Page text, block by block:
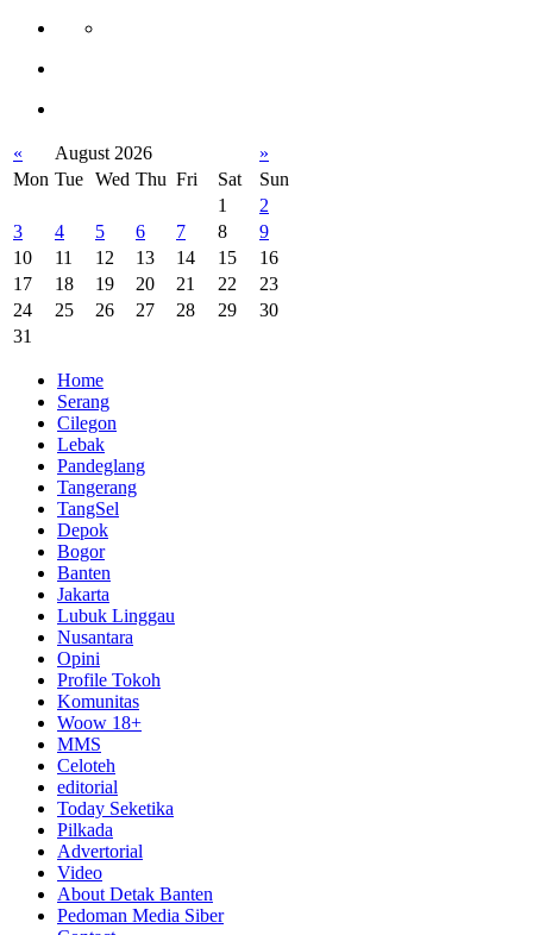
« August 2026
»
Mon Tue Wed Thu Fri Sat
Sun
1
2
3
4 5 6 7 8
9
10
11 12 13 14 15
16
17
18 19 20 21 22
23
24
25 26 27 28 29
30
31
Home
Serang
Cilegon
Lebak
Pandeglang
Tangerang
TangSel
Depok
Bogor
Banten
Jakarta
Lubuk Linggau
Nusantara
Opini
Profile Tokoh
Komunitas
Woow 18+
MMS
Celoteh
editorial
Today Seketika
Pilkada
Advertorial
Video
About Detak Banten
Pedoman Media Siber